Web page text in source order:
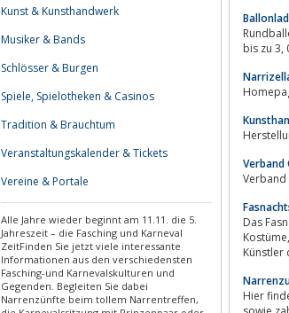
Kunst & Kunsthandwerk
Musiker & Bands
Schlösser & Burgen
Spiele, Spielotheken & Casinos
Tradition & Brauchtum
Veranstaltungskalender & Tickets
Vereine & Portale
Alle Jahre wieder beginnt am 11.11. die 5.
Jahreszeit – die Fasching und Karneval
ZeitFinden Sie jetzt viele interessante
Informationen aus den verschiedensten
Fasching-und Karnevalskulturen und
Gegenden. Begleiten Sie dabei
Narrenzünfte beim tollem Narrentreffen,
Rundballons von 15cm bis 200 cm Durchm.standard-, kristall-, pearl- und metallic-
Das Fasnachtsmuseum
Kostüme, Zizenhausener Terrakotten, Dokumente über die Fasnachtsbräuche und Fastnachts-Kunst der Bedeutendsten
Künstler
Hier finden sie